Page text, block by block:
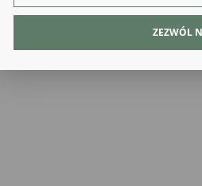
PUF BASKO Z ZIELONYM WELUROWYM
Analityczne pliki cookies pomagają nam
Cookies analityczne pozwalają na uzyskanie
użytkowników. Zgromadzone informacje są
ZEZWÓL